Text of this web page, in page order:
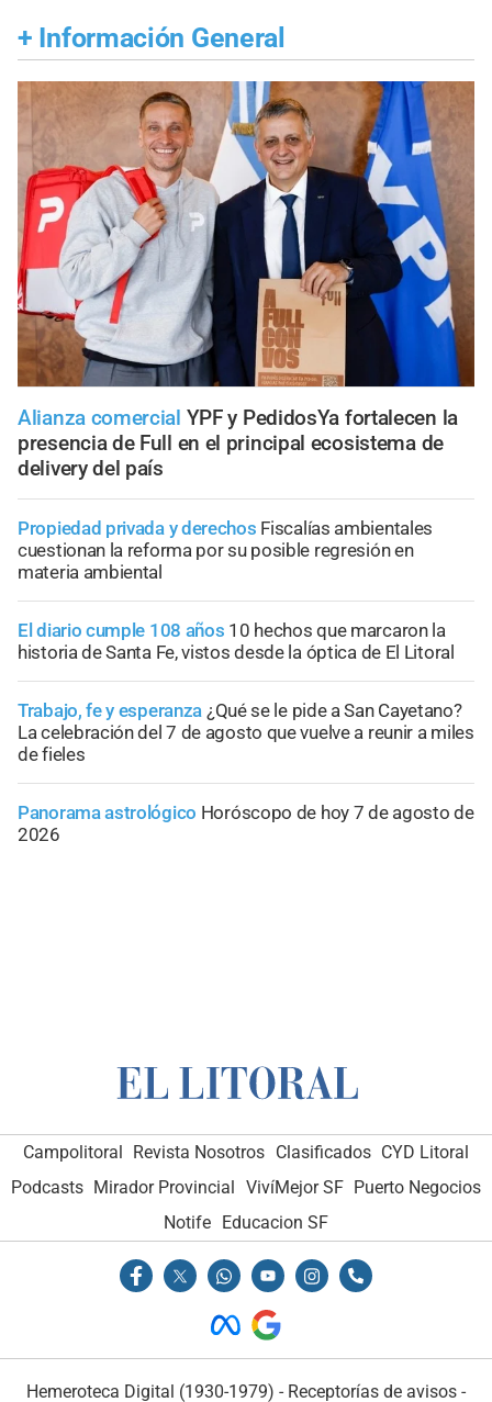
+ Información General
Alianza comercial YPF y PedidosYa fortalecen la
presencia de Full en el principal ecosistema de
delivery del país
Propiedad privada y derechos Fiscalías ambientales
cuestionan la reforma por su posible regresión en
materia ambiental
El diario cumple 108 años 10 hechos que marcaron la
historia de Santa Fe, vistos desde la óptica de El Litoral
Trabajo, fe y esperanza ¿Qué se le pide a San Cayetano?
La celebración del 7 de agosto que vuelve a reunir a miles
de fieles
Panorama astrológico Horóscopo de hoy 7 de agosto de
2026
Campolitoral Revista Nosotros Clasificados CYD Litoral
Podcasts Mirador Provincial VivíMejor SF Puerto Negocios
Notife Educacion SF
Hemeroteca Digital (1930-1979) - Receptorías de avisos -